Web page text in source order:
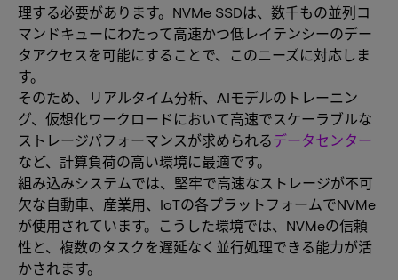
理する必要があります。NVMe SSDは、数千もの並列コ
マンドキューにわたって高速かつ低レイテンシーのデー
タアクセスを可能にすることで、このニーズに対応しま
す。
そのため、リアルタイム分析、AIモデルのトレーニン
グ、仮想化ワークロードにおいて高速でスケーラブルな
ストレージパフォーマンスが求められるデータセンター
など、計算負荷の高い環境に最適です。
組み込みシステムでは、堅牢で高速なストレージが不可
欠な自動車、産業用、IoTの各プラットフォームでNVMe
が使用されています。こうした環境では、NVMeの信頼
性と、複数のタスクを遅延なく並行処理できる能力が活
かされます。